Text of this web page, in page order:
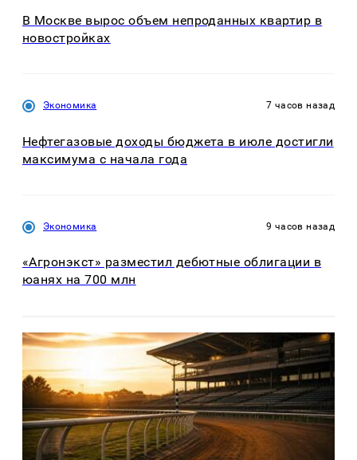
В Москве вырос объем непроданных квартир в
новостройках
Экономика 7 часов назад
Нефтегазовые доходы бюджета в июле достигли
максимума с начала года
Экономика 9 часов назад
«Агронэкст» разместил дебютные облигации в
юанях на 700 млн